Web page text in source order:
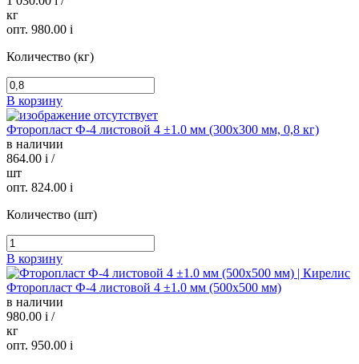
кг
опт. 980.00 i
Количество (кг)
В корзину
Фторопласт Ф-4 листовой 4 ±1.0 мм (300х300 мм, 0,8 кг)
в наличии
864.00 i /
шт
опт. 824.00 i
Количество (шт)
В корзину
Фторопласт Ф-4 листовой 4 ±1.0 мм (500х500 мм)
в наличии
980.00 i /
кг
опт. 950.00 i